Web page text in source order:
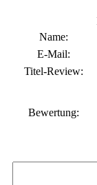
Name:
E-Mail:
Titel-Review:
Bewertung: